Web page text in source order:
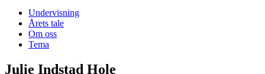
Undervisning
Årets tale
Om oss
Tema
Julie Indstad Hole